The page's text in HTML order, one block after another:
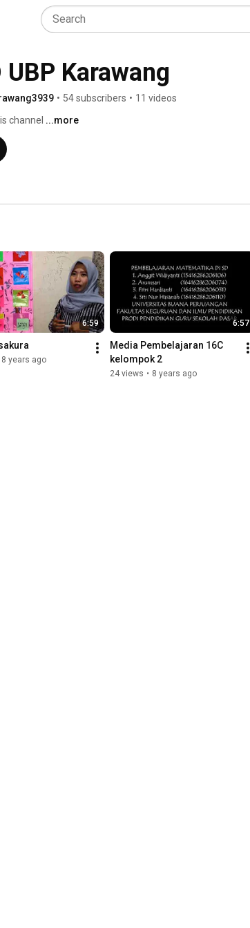
UBP Karawang
• 54 subscribers • 11 videos
channel ...more
6:59
8 years ago
6:57
Media Pembelajaran 16C
kelompok 2
24 views • 8 years ago